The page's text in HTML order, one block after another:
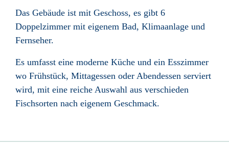
Das Gebäude ist mit Geschoss, es gibt 6
Doppelzimmer mit eigenem Bad, Klimaanlage und
Fernseher.
Es umfasst eine moderne Küche und ein Esszimmer
wo Frühstück, Mittagessen oder Abendessen serviert
wird, mit eine reiche Auswahl aus verschieden
Fischsorten nach eigenem Geschmack.